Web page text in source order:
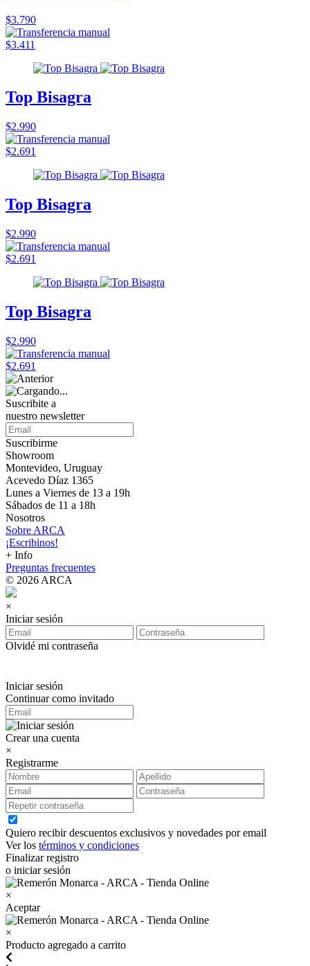
$3.790
$3.411
Top Bisagra
$2.990
$2.691
Top Bisagra
$2.990
$2.691
Top Bisagra
$2.990
$2.691
Suscribite a
nuestro newsletter
Suscribirme
Showroom
Montevideo, Uruguay
Acevedo Díaz 1365
Lunes a Viernes de 13 a 19h
Sábados de 11 a 18h
Nosotros
Sobre ARCA
¡Escribinos!
+ Info
Preguntas frecuentes
© 2026 ARCA
×
Iniciar sesión
Olvidé mi contraseña
Iniciar sesión
Continuar como invitado
Crear una cuenta
×
Registrarme
Quiero recibir descuentos exclusivos y novedades por email
Ver los términos y condiciones
Finalizar registro
o iniciar sesión
×
Aceptar
×
Producto agregado a carrito